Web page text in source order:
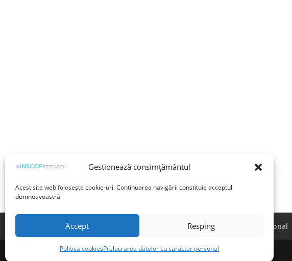
Gestionează consimțământul
Acest site web folosește cookie-uri. Continuarea navigării constituie acceptul
dumneavoastră
Accept Resping
Politica cookiesPrelucrarea datelor cu caracter personal
Termeni și condiții Prelucrarea datelor cu caracter personal
©INSCOP Research